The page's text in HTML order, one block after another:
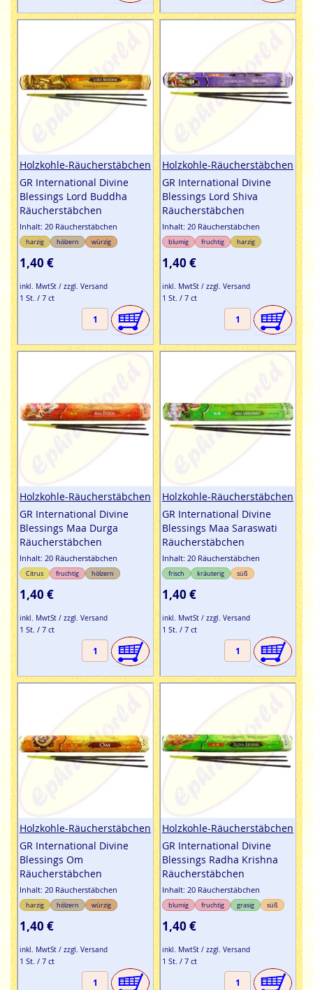
Holzkohle-Räucherstäbchen
GR International Divine
Blessings Lord Buddha
Räucherstäbchen
Inhalt: 20 Räucherstäbchen
harzig hölzern würzig
1,40 €
inkl. MwtSt / zzgl. Versand
1 St. / 7 ct
Holzkohle-Räucherstäbchen
GR International Divine
Blessings Lord Shiva
Räucherstäbchen
Inhalt: 20 Räucherstäbchen
blumig fruchtig harzig
1,40 €
inkl. MwtSt / zzgl. Versand
1 St. / 7 ct
Holzkohle-Räucherstäbchen
GR International Divine
Blessings Maa Durga
Räucherstäbchen
Inhalt: 20 Räucherstäbchen
Citrus fruchtig hölzern
1,40 €
inkl. MwtSt / zzgl. Versand
1 St. / 7 ct
Holzkohle-Räucherstäbchen
GR International Divine
Blessings Maa Saraswati
Räucherstäbchen
Inhalt: 20 Räucherstäbchen
frisch kräuterig süß
1,40 €
inkl. MwtSt / zzgl. Versand
1 St. / 7 ct
Holzkohle-Räucherstäbchen
GR International Divine
Blessings Om
Räucherstäbchen
Inhalt: 20 Räucherstäbchen
harzig hölzern würzig
1,40 €
inkl. MwtSt / zzgl. Versand
1 St. / 7 ct
Holzkohle-Räucherstäbchen
GR International Divine
Blessings Radha Krishna
Räucherstäbchen
Inhalt: 20 Räucherstäbchen
blumig fruchtig grasig süß
1,40 €
inkl. MwtSt / zzgl. Versand
1 St. / 7 ct